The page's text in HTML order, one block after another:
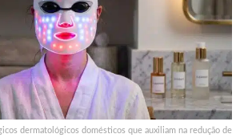
dermatológicos domésticos que auxiliam na redução de